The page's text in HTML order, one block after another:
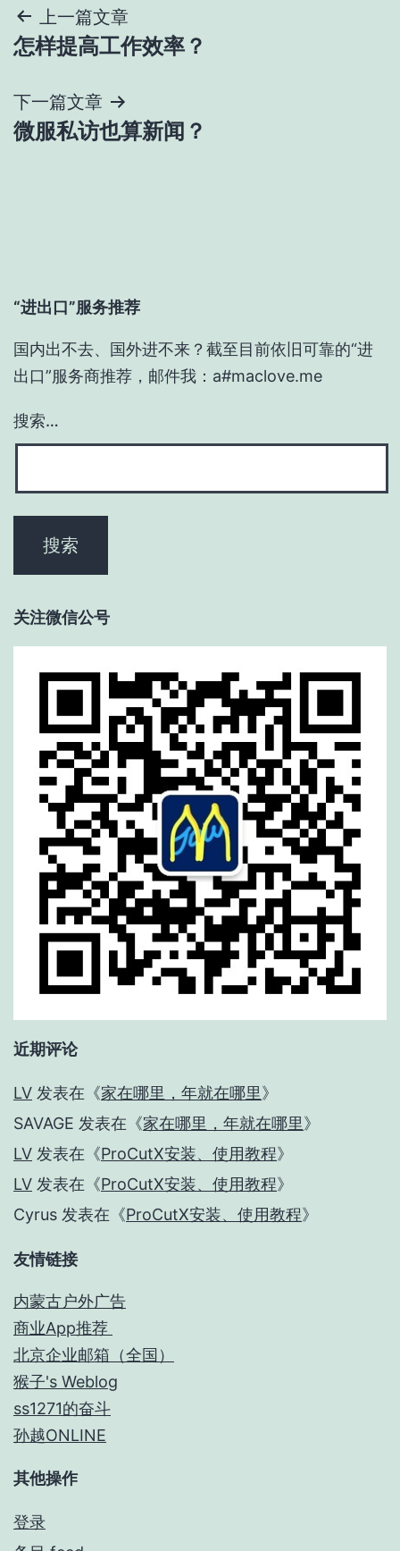
文
章
导
航
上一篇文章
怎样提高工作效率？
下一篇文章
微服私访也算新闻？
“进出口”服务推荐
国内出不去、国外进不来？截至目前依旧可靠的“进
出口”服务商推荐，邮件我：a#maclove.me
搜索…
关注微信公号
近期评论
LV 发表在《家在哪里，年就在哪里》
SAVAGE 发表在《家在哪里，年就在哪里》
LV 发表在《ProCutX安装、使用教程》
LV 发表在《ProCutX安装、使用教程》
Cyrus 发表在《ProCutX安装、使用教程》
友情链接
内蒙古户外广告
商业App推荐
北京企业邮箱（全国）
猴子's Weblog
ss1271的奋斗
孙越ONLINE
其他操作
登录